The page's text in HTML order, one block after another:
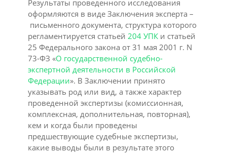
Результаты проведенного исследования
оформляются в виде Заключения эксперта –
письменного документа, структура которого
регламентируется статьей 204 УПК и статьей
25 Федерального закона от 31 мая 2001 г. N
73-ФЗ «О государственной судебно-
экспертной деятельности в Российской
Федерации». В Заключении принято
указывать род или вид, а также характер
проведенной экспертизы (комиссионная,
комплексная, дополнительная, повторная),
кем и когда были проведены
предшествующие судебные экспертизы,
какие выводы были в результате этого